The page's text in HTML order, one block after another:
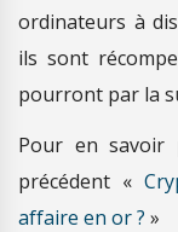
ordinateurs à
ils sont
pourront par la
Pour en savoir
précédent «
affaire en or ? »